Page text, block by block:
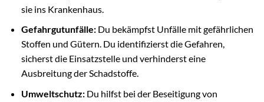
sie ins Krankenhaus.
Gefahrgutunfälle:Du bekämpfst Unfälle mit gefährlichen
Stoffen und Gütern. Du identifizierst die Gefahren,
sicherst die Einsatzstelle und verhinderst eine
Ausbreitung der Schadstoffe.
Umweltschutz:Du hilfst bei der Beseitigung von